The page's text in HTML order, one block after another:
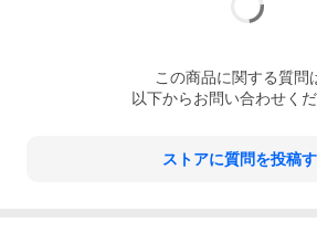
この商品に関する質問
以下からお問い合わせくだ
ストアに質問を投稿